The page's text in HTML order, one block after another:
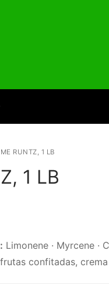
RUNTZ, 1 LB
1 LB
Limonene · Myrcene ·
confitadas,